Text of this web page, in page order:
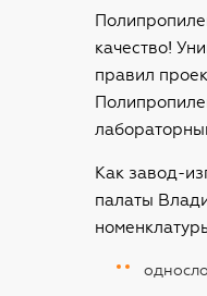
качество!
правил
Как завод-
палаты